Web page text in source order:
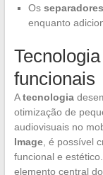
Os
enquanto
funcionais
Atecnologia
otimização de
audiovisuais no
Image, é possível
funcional e
elemento central